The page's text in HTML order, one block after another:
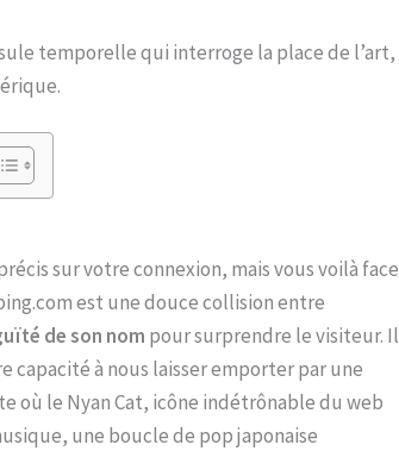
temporelle qui interroge la place de l’art,
sur votre connexion, mais vous voilà face
est une douce collision entre
de son nom pour surprendre le visiteur. Il
capacité à nous laisser emporter par une
où le Nyan Cat, icône indétrônable du web
une boucle de pop japonaise